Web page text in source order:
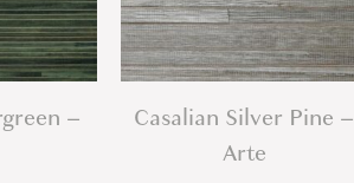
–
Casalian Silver Pine –
Arte